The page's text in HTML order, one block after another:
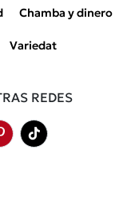
Chamba y dinero
Variedat
REDES